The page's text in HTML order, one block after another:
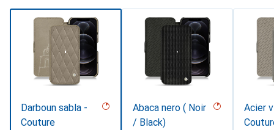
Darboun sabla -
Couture
Abaca nero ( Noir
/ Black)
Acier